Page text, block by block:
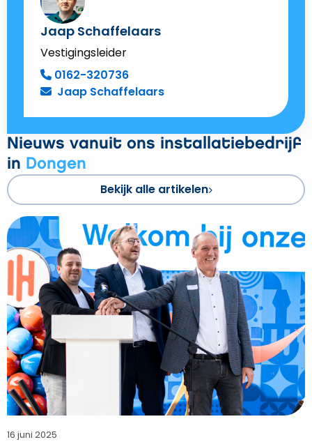
Jaap Schaffelaars
Vestigingsleider
0162-320736
Jaap Schaffelaars
Nieuws vanuit ons installatiebedrijf
in Dongen
Bekijk alle artikelen
Bekijk
Nieuwbouw
Hoppenbrouwers
Dongen
feestelijk
geopend
16 juni 2025